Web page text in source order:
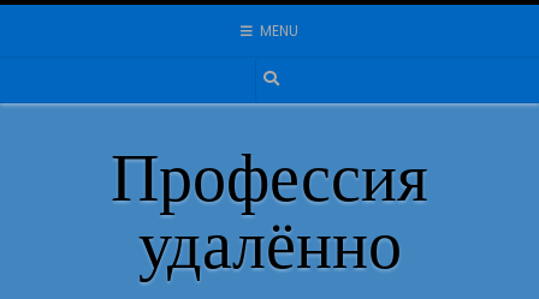
Skip
MENU
Профессия
удалённо